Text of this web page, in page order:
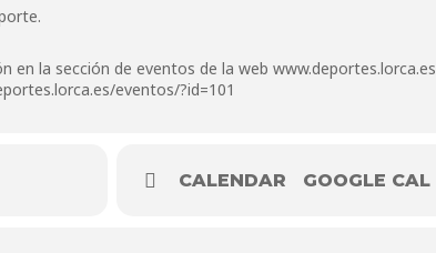
en la sección de eventos de la webwww.deportes.lorca.es
eventos/?id=101
CALENDAR GOOGLE CAL